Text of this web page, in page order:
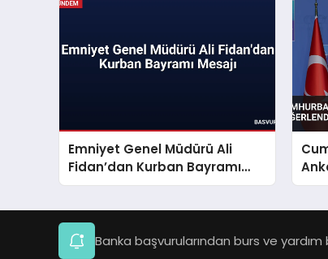
Emniyet Genel Müdürü Ali
Fidan’dan Kurban Bayramı
Mesajı
Banka başvurularından burs ve yardım